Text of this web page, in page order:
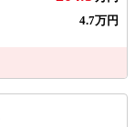
4.7万円